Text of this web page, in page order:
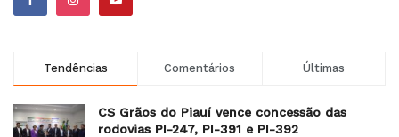
Tendências Comentários Últimas
CS Grãos do Piauí vence concessão das
rodovias PI-247, PI-391 e PI-392